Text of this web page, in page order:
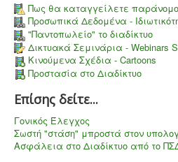
Πως θα καταγγείλετε
Προσωπικά Δεδομένα -
"Παντοπωλείο" το διαδίκτυο
Δικτυακά Σεμινάρια - Webinars
Κινούμενα Σχέδια - Cartoons
Προστασία στο Διαδίκτυο
Επίσης δείτε...
Γονικός Έλεγχος
Σωστή "στάση" μπροστά στον
Ασφάλεια στο Διαδίκτυο από το